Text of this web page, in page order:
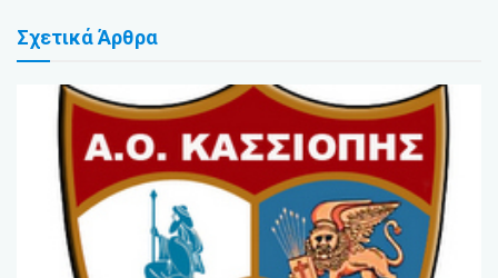
ΣχετικάΆρθρα